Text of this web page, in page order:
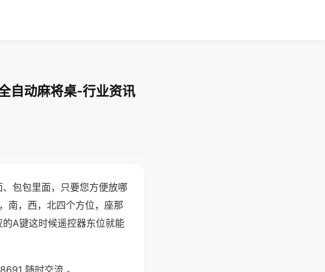
自动麻将桌-行业资讯
包包里面，只要您方便放哪
南，西，北四个方位，座那
A键这时候遥控器东位就能
随时交流 。